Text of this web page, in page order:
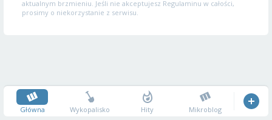
aktualnym brzmieniu. Jeśli nie akceptujesz Regulaminu w całości,
prosimy o niekorzystanie z serwisu.
Główna Wykopalisko Hity Mikroblog